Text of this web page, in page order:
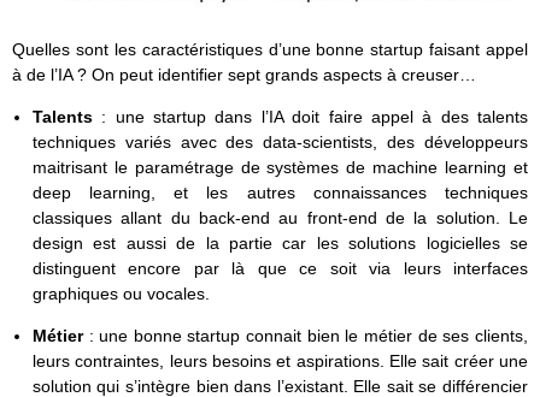
Quelles sont les caractéristiques d’une bonne startup faisant appel
à de l’IA ? On peut identifier sept grands aspects à creuser…
Talents: une startup dans l’IA doit faire appel à des talents
techniques variés avec des data-scientists, des développeurs
maitrisant le paramétrage de systèmes de machine learning et
deep learning, et les autres connaissances techniques
classiques allant du back-end au front-end de la solution. Le
design est aussi de la partie car les solutions logicielles se
distinguent encore par là que ce soit via leurs interfaces
graphiques ou vocales.
Métier: une bonne startup connait bien le métier de ses clients,
leurs contraintes, leurs besoins et aspirations. Elle sait créer une
solution qui s’intègre bien dans l’existant. Elle sait se différencier